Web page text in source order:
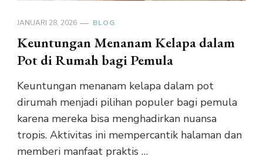
JANUARI 28, 2026 BLOG
Keuntungan Menanam Kelapa dalam
Pot di Rumah bagi Pemula
Keuntungan menanam kelapa dalam pot
dirumah menjadi pilihan populer bagi pemula
karena mereka bisa menghadirkan nuansa
tropis. Aktivitas ini mempercantik halaman dan
memberi manfaat praktis …